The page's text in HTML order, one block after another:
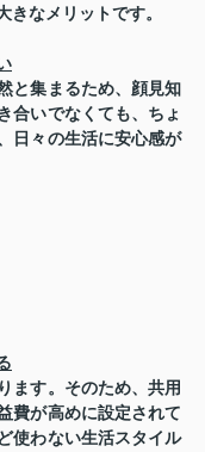
きなメリットです。
と集まるため、顔見知
合いでなくても、ちょ
日々の生活に安心感が
ます。そのため、共用
費が高めに設定されて
使わない生活スタイル